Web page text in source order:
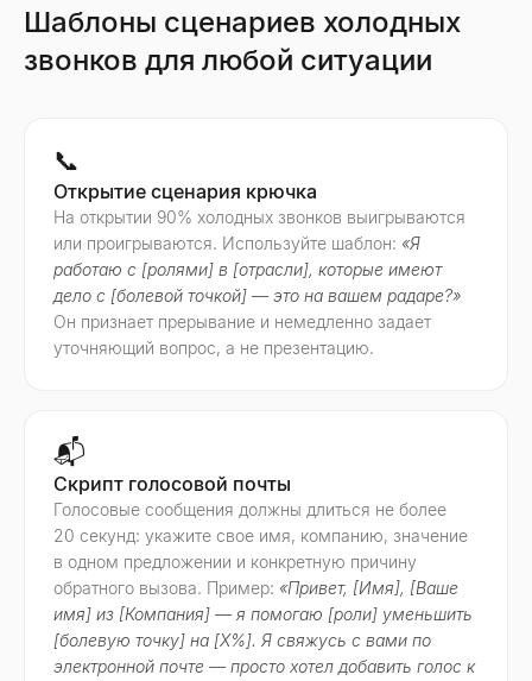
Шаблоны сценариев холодных
звонков для любой ситуации
📞
Открытие сценария крючка
На открытии 90% холодных звонков выигрываются
или проигрываются. Используйте шаблон: «Я
работаю с [ролями] в [отрасли], которые имеют
дело с [болевой точкой] — это на вашем радаре?»
Он признает прерывание и немедленно задает
уточняющий вопрос, а не презентацию.
📬
Скрипт голосовой почты
Голосовые сообщения должны длиться не более
20 секунд: укажите свое имя, компанию, значение
в одном предложении и конкретную причину
обратного вызова. Пример: «Привет, [Имя], [Ваше
имя] из [Компания] — я помогаю [роли] уменьшить
[болевую точку] на [X%]. Я свяжусь с вами по
электронной почте — просто хотел добавить голос к